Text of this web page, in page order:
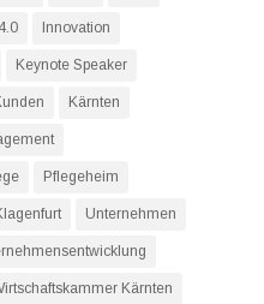
Innovation
Keynote Speaker
Kärnten
Pflegeheim
Unternehmen
Kärnten